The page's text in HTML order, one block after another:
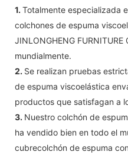
1. Totalmente especializada
colchones de espuma
JINLONGHENG
mundialmente.
2. Se realizan pruebas
de espuma viscoelástica
productos que satisfagan a
3. Nuestro colchón de
ha vendido bien en todo el
cubrecolchón de espuma